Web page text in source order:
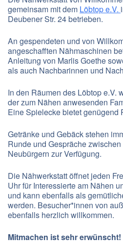
gemeinsam mit dem Löbtop e.V.
Deubener Str. 24 betrieben.
An gespendeten und von
angeschafften Nähmaschinen
Anleitung von Marlis Goethe
als auch Nachbarinnen und
In den Räumen des Löbtop e.V.
der zum Nähen anwesenden
Eine Spielecke bietet genügend
Getränke und Gebäck stehen
Runde und Gespräche
Neubürgern zur Verfügung.
Die Nähwerkstattöffnet jeden
Uhr für Interessierte am Nähen
und kann ebenfalls als
werden. Besucher*innen von
ebenfalls herzlich willkommen.
Mitmachen ist sehr erwünscht!